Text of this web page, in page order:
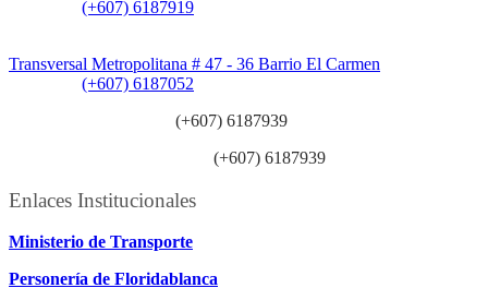
(+607) 6187919
Transversal Metropolitana # 47 - 36 Barrio El Carmen
(+607) 6187052
(+607) 6187939
(+607) 6187939
Enlaces Institucionales
Ministerio de Transporte
Personería de Floridablanca